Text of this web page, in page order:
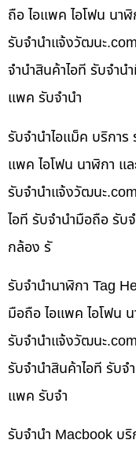
ถือ ไอแพค ไอโฟน นา
รับจํานําแจ้งวัฒนะ
จำนำสินค้าไอที รับจำน
แพค รับจำนำ
รับจำนำไอแม็ค บริการ
แพค ไอโฟน นาฬิกา แ
รับจํานําแจ้งวัฒนะ
ไอที รับจำนำมือถือ รับ
กล้อง รั
รับจำนำนาฬิกา Tag
มือถือ ไอแพค ไอโฟน
รับจํานําแจ้งวัฒนะ
รับจำนำสินค้าไอที รับ
แพค รับจำ
รับจำนำ Macbook บ